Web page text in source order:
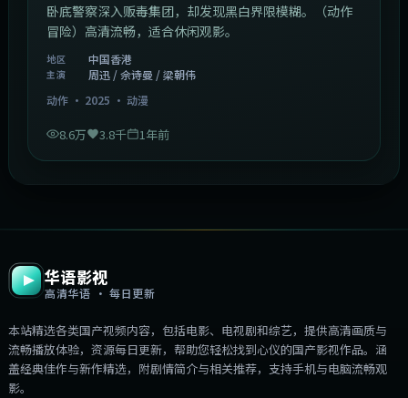
卧底警察深入贩毒集团，却发现黑白界限模糊。（动作
冒险）高清流畅，适合休闲观影。
地区 中国香港
主演
周迅 / 佘诗曼 / 梁朝伟
动作· 2025 · 动漫
8.6万 3.8千 1年前
华语影视
高清华语 · 每日更新
本站精选各类国产视频内容，包括电影、电视剧和综艺，提供高清画质与
流畅播放体验，资源每日更新，帮助您轻松找到心仪的国产影视作品。涵
盖经典佳作与新作精选，附剧情简介与相关推荐，支持手机与电脑流畅观
影。